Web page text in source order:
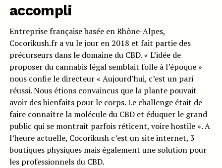
accompli
Entreprise française basée en Rhône-Alpes,
Cocorikush.fr a vu le jour en 2018 et fait partie des
précurseurs dans le domaine du CBD. « L’idée de
proposer du cannabis légal semblait folle à l’époque »
nous confie le directeur « Aujourd’hui, c’est un pari
réussi. Nous étions convaincus que la plante pouvait
avoir des bienfaits pour le corps. Le challenge était de
faire connaître la molécule du CBD et éduquer le grand
public qui se montrait parfois réticent, voire hostile ». A
l’heure actuelle, Cocorikush c’est un site internet, 3
boutiques physiques mais également une solution pour
les professionnels du CBD.